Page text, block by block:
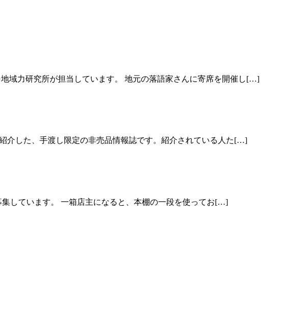
域力研究所が担当しています。 地元の落語家さんに寄席を開催し[…]
介した、手渡し限定の非売品情報誌です。紹介されている人た[…]
しています。 一箱店主になると、本棚の一段を使ってお[…]